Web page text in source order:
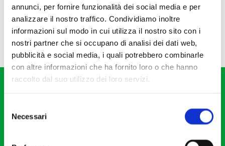
annunci, per fornire funzionalità dei social media e per
analizzare il nostro traffico. Condividiamo inoltre
informazioni sul modo in cui utilizza il nostro sito con i
nostri partner che si occupano di analisi dei dati web,
pubblicità e social media, i quali potrebbero combinarle
con altre informazioni che ha fornito loro o che hanno
raccolto dal suo utilizzo dei loro servizi.
delNecessari